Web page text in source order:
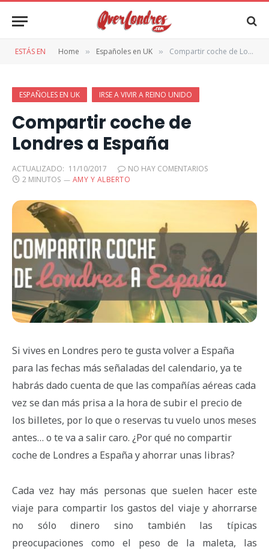
ESTÁS EN Home » Españoles en UK » Compartir coche de Londres a España
ESPAÑOLES EN UK IRSE A VIVIR A REINO UNIDO
Compartir coche de
Londres a España
ACTUALIZADO: 11/10/2017
NO HAY COMENTARIOS
2 MINUTOS
AMY Y ALBERTO
Si vives en Londres pero te gusta volver a España
para las fechas más señaladas del calendario, ya te
habrás dado cuenta de que las compañías aéreas cada
vez se dan más prisa a la hora de subir el precio de
los billetes, por lo que o reservas tu vuelo unos meses
antes… o te va a salir caro. ¿Por qué no compartir
coche de Londres a España y ahorrar unas libras?
Cada vez hay más personas que suelen hacer este
viaje para compartir los gastos del viaje y ahorrarse
no sólo dinero sino también las típicas
preocupaciones como el peso de la maleta, las